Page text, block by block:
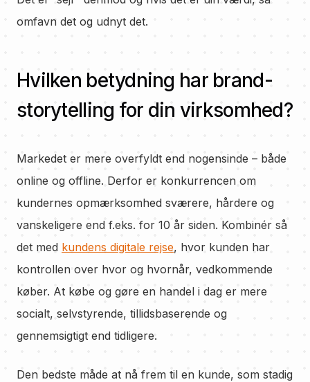
omfavn det og udnyt det.
Hvilken betydning har brand-
storytelling for din virksomhed?
Markedet er mere overfyldt end nogensinde – både
online og offline. Derfor er konkurrencen om
kundernes opmærksomhed sværere, hårdere og
vanskeligere end f.eks. for 10 år siden. Kombinér så
det med kundens digitale rejse, hvor kunden har
kontrollen over hvor og hvornår, vedkommende
køber. At købe og gøre en handel i dag er mere
socialt, selvstyrende, tillidsbaserende og
gennemsigtigt end tidligere.
Den bedste måde at nå frem til en kunde, som stadig